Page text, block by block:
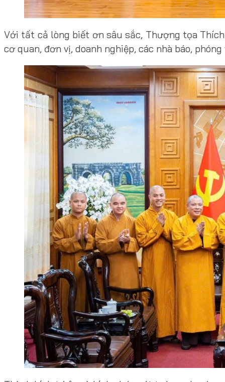
Với tất cả lòng biết ơn sâu sắc, Thượng tọa
cơ quan, đơn vị, doanh nghiệp, các nhà báo,